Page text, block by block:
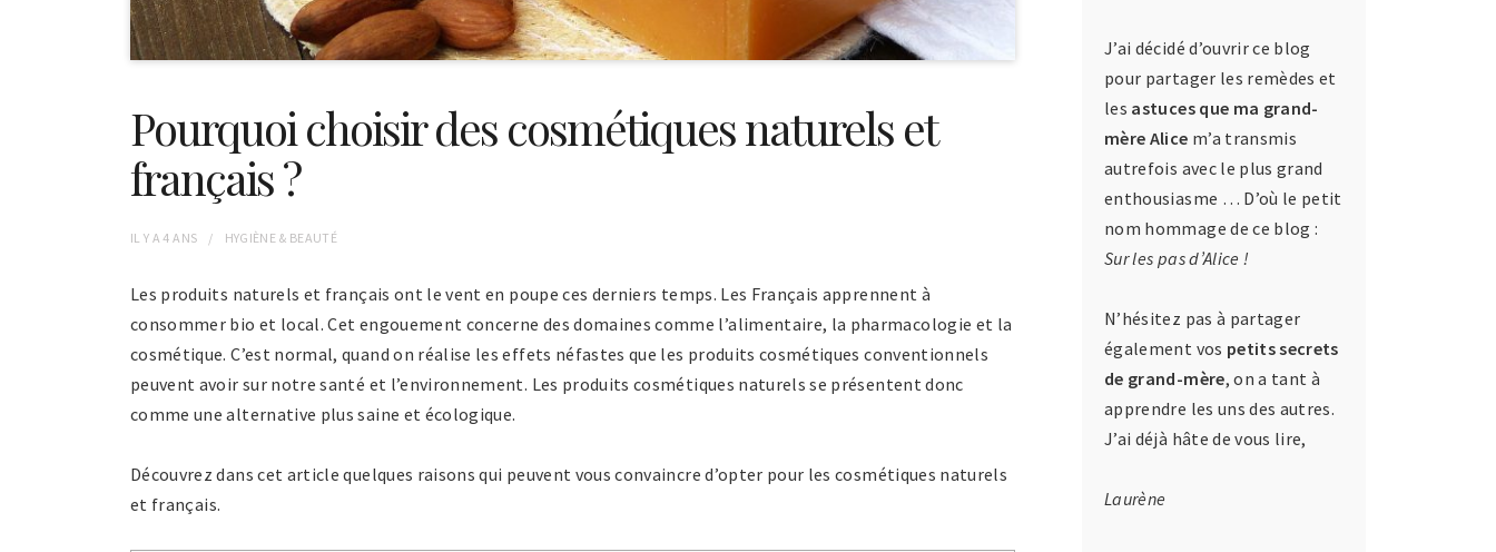
Pourquoi choisir des cosmétiques naturels et
français ?
IL Y A4 ANS HYGIÈNE & BEAUTÉ
Les produits naturels et français ont le vent en poupe ces derniers temps. Les Français apprennent à
consommer bio et local. Cet engouement concerne des domaines comme l’alimentaire, la pharmacologie et la
cosmétique. C’est normal, quand on réalise les effets néfastes que les produits cosmétiques conventionnels
peuvent avoir sur notre santé et l’environnement. Les produits cosmétiques naturels se présentent donc
comme une alternative plus saine et écologique.
Découvrez dans cet article quelques raisons qui peuvent vous convaincre d’opter pour les cosmétiques naturels
et français.
J’ai décidé d’ouvrir ce blog
pour partager les remèdes et
les astuces que ma grand-
mère Alice m’a transmis
autrefois avec le plus grand
enthousiasme … D’où le petit
nom hommage de ce blog :
Sur les pas d’Alice !
N’hésitez pas à partager
également vos petits secrets
de grand-mère, on a tant à
apprendre les uns des autres.
J’ai déjà hâte de vous lire,
Laurène